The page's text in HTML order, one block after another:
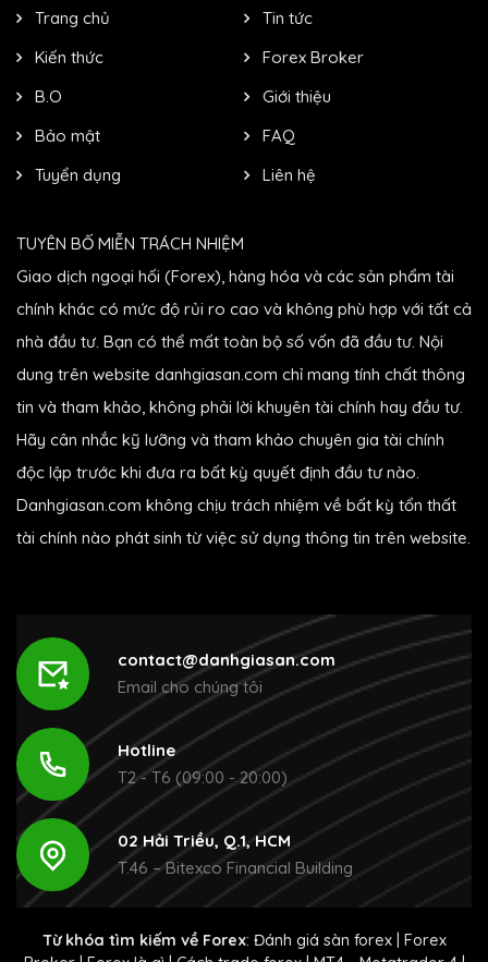
Trang chủ
Tin tức
Kiến thức
Forex Broker
B.O
Giới thiệu
Bảo mật
FAQ
Tuyển dụng
Liên hệ
TUYÊN BỐ MIỄN TRÁCH NHIỆM
Giao dịch ngoại hối (Forex), hàng hóa và các sản phẩm tài
chính khác có mức độ rủi ro cao và không phù hợp với tất cả
nhà đầu tư. Bạn có thể mất toàn bộ số vốn đã đầu tư. Nội
dung trên website danhgiasan.com chỉ mang tính chất thông
tin và tham khảo, không phải lời khuyên tài chính hay đầu tư.
Hãy cân nhắc kỹ lưỡng và tham khảo chuyên gia tài chính
độc lập trước khi đưa ra bất kỳ quyết định đầu tư nào.
Danhgiasan.com không chịu trách nhiệm về bất kỳ tổn thất
tài chính nào phát sinh từ việc sử dụng thông tin trên website.
contact@danhgiasan.com
Email cho chúng tôi
Hotline
T2 - T6 (09:00 - 20:00)
02 Hải Triều, Q.1, HCM
T.46 – Bitexco Financial Building
Từ khóa tìm kiếm về Forex: Đánh giá sàn forex| Forex